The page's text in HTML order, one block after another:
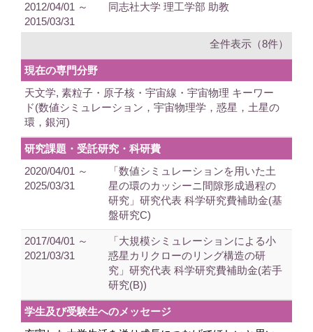
2012/04/01 ～
2015/03/31
同志社大学 理工学部 助教
全件表示（8件）
現在の専門分野
天文学, 素粒子・原子核・宇宙線・宇宙物理 キーワー
ド(数値シミュレーション，宇宙物理学，惑星，土星の
環，銀河)
研究課題・受託研究・科研費
2020/04/01 ～
2025/03/31
「数値シミュレーションを用いた土
星の環のカッシーニ間隙形成過程の
研究」研究代表 科学研究費補助金(基
盤研究C)
2017/04/01 ～
2021/03/31
「大規模シミュレーションによる小
惑星カリクローのリング構造の研
究」研究代表 科学研究費補助金(若手
研究(B))
学生及び受験生へのメッセージ